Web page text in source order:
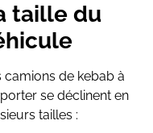
taille du
camions de kebab à
se déclinent en
tailles :